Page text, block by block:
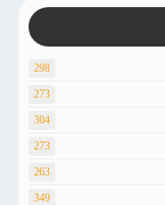
298
273
304
273
263
349